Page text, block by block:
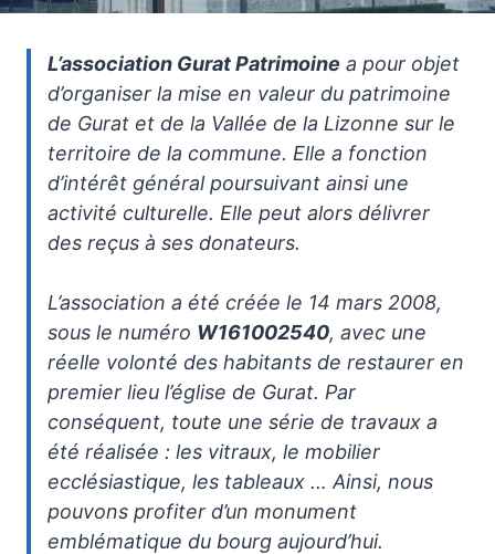
L’association Gurat Patrimoine a pour objet
d’organiser la mise en valeur du patrimoine
de Gurat et de la Vallée de la Lizonne sur le
territoire de la commune. Elle a fonction
d’intérêt général poursuivant ainsi une
activité culturelle. Elle peut alors délivrer
des reçus à ses donateurs.
L’association a été créée le 14 mars 2008,
sous le numéro W161002540, avec une
réelle volonté des habitants de restaurer en
premier lieu l’église de Gurat. Par
conséquent, toute une série de travaux a
été réalisée : les vitraux, le mobilier
ecclésiastique, les tableaux … Ainsi, nous
pouvons profiter d’un monument
emblématique du bourg aujourd’hui.